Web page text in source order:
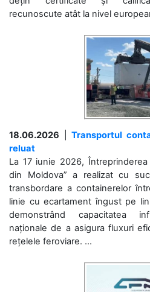
recunoscute atât la nivel
18.06.2026
Transportul
reluat
La 17 iunie 2026,
din Moldova” a realizat cu
transbordare a containerelor
linie cu ecartament îngust pe
demonstrând capacitatea
naționale de a asigura fluxuri
rețelele feroviare. ...